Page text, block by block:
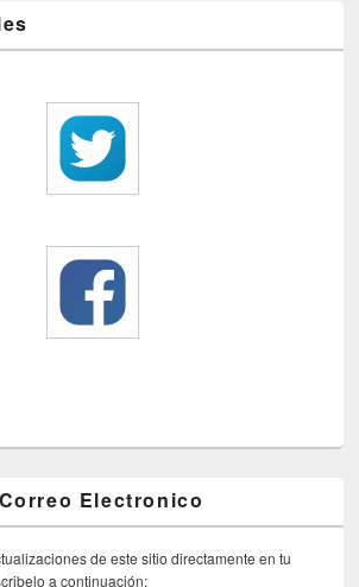
Electronico
de este sitio directamente en tu
a continuación: